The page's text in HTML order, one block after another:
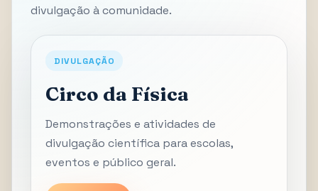
divulgação à comunidade.
DIVULGAÇÃO
Circo da Física
Demonstrações e atividades de
divulgação científica para escolas,
eventos e público geral.